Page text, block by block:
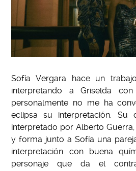
Sofía Vergara hace un
interpretando a Griselda
personalmente no me ha
eclipsa su interpretación. Su
interpretado por Alberto
y forma junto a Sofía una
interpretación con buena
personaje que da el